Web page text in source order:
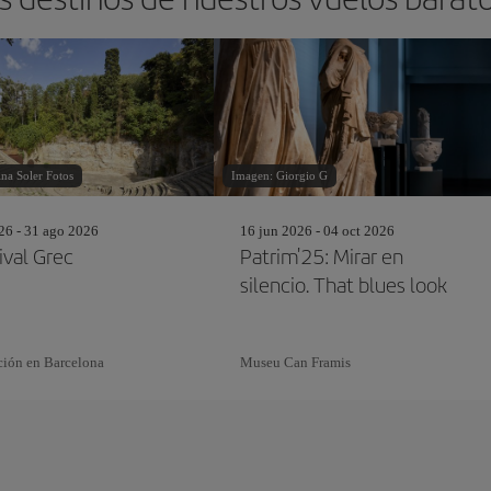
Soler Fotos
- 31 ago 2026
Grec
en Barcelona
Imagen: Giorgio G
16 jun 2026 - 04 oct 2026
Patrim'25: Mirar en
silencio. That blues look
Museu Can Framis